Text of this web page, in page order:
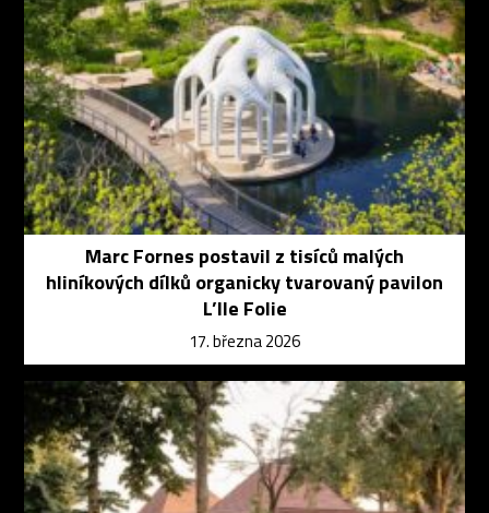
Marc Fornes postavil z tisíců malých
hliníkových dílků organicky tvarovaný pavilon
L’Ile Folie
17. března 2026